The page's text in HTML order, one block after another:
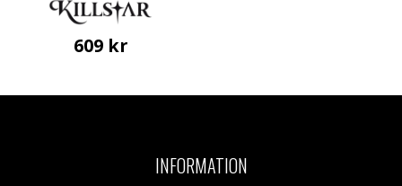
609 kr
INFORMATION